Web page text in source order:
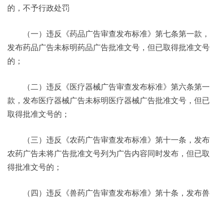
的，不予行政处罚
（一）违反《药品广告审查发布标准》第七条第一款，
发布药品广告未标明药品广告批准文号，但已取得批准文号
的；
（二）违反《医疗器械广告审查发布标准》第六条第一
款，发布医疗器械广告未标明医疗器械广告批准文号，但已
取得批准文号的；
（三）违反《农药广告审查发布标准》第十一条，发布
农药广告未将广告批准文号列为广告内容同时发布，但已取
得批准文号的；
（四）违反《兽药广告审查发布标准》第十条，发布兽